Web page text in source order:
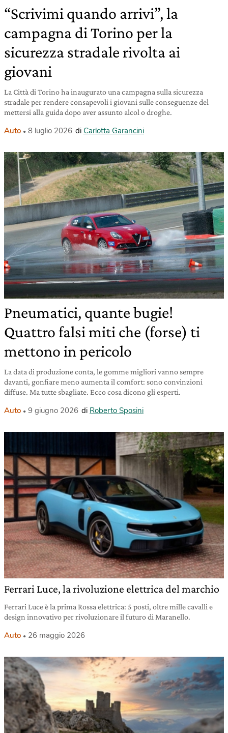
“Scrivimi quando arrivi”, la
campagna di Torino per la
sicurezza stradale rivolta ai
giovani
La Città di Torino ha inaugurato una campagna sulla sicurezza
stradale per rendere consapevoli i giovani sulle conseguenze del
mettersi alla guida dopo aver assunto alcol o droghe.
Auto 8 luglio 2026 di Carlotta Garancini
Pneumatici, quante bugie!
Quattro falsi miti che (forse) ti
mettono in pericolo
La data di produzione conta, le gomme migliori vanno sempre
davanti, gonfiare meno aumenta il comfort: sono convinzioni
diffuse. Ma tutte sbagliate. Ecco cosa dicono gli esperti.
Auto 9 giugno 2026 di Roberto Sposini
Ferrari Luce, la rivoluzione elettrica del marchio
Ferrari Luce è la prima Rossa elettrica: 5 posti, oltre mille cavalli e
design innovativo per rivoluzionare il futuro di Maranello.
Auto 26 maggio 2026